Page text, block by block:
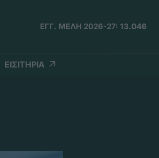
ΕΓΓ. ΜΕΛΗ 2026-27: 13.046
ΕΙΣΙΤΗΡΙΑ